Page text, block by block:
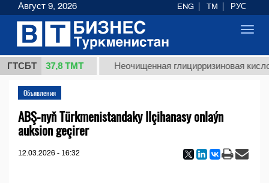
ГТСБТ
1 (кг.) 37,8 ТМТ Неочищенная глицирризиновая
Объявления
ABŞ-nyň Türkmenistandaky Ilçihanasy onlaýn
auksion geçirer
12.03.2026 - 16:32
Август 9, 2026 ENG TM РУС